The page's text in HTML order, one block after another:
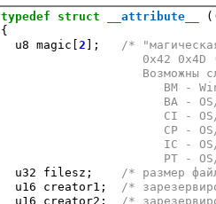
typedef struct __attribute__
{
  u8 magic[
2 ];
/*
0x42 0x4D (HEX-код,
Возможны
BM - Windows
BA - OS/2
CI - OS/2
CP - OS/2
IC - OS/2
PT - OS/2
u32 filesz;
/* размер
  u16 creator1;
/*
  u16 creator2;
/*